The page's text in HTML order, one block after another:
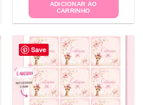
ADICIONAR AO
CARRINHO
Save